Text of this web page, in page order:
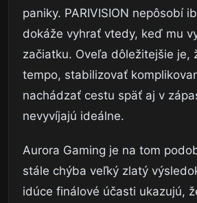
paniky. PARIVISION nepôsobí
dokáže vyhrať vtedy, keď mu
začiatku. Oveľa dôležitejšie je,
tempo, stabilizovať
nachádzať cestu späť aj v
nevyvíjajú ideálne.
Aurora Gaming je na tom
stále chýba veľký zlatý
idúce finálové účasti ukazujú,